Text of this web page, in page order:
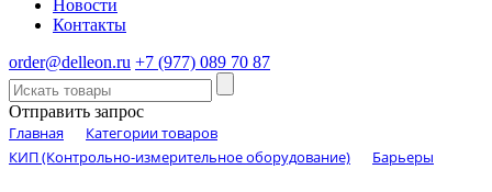
Новости
Контакты
order@delleon.ru +7 (977) 089 70 87
Отправить запрос
Главная
Категории товаров
КИП (Контрольно-измерительное оборудование)
Барьеры